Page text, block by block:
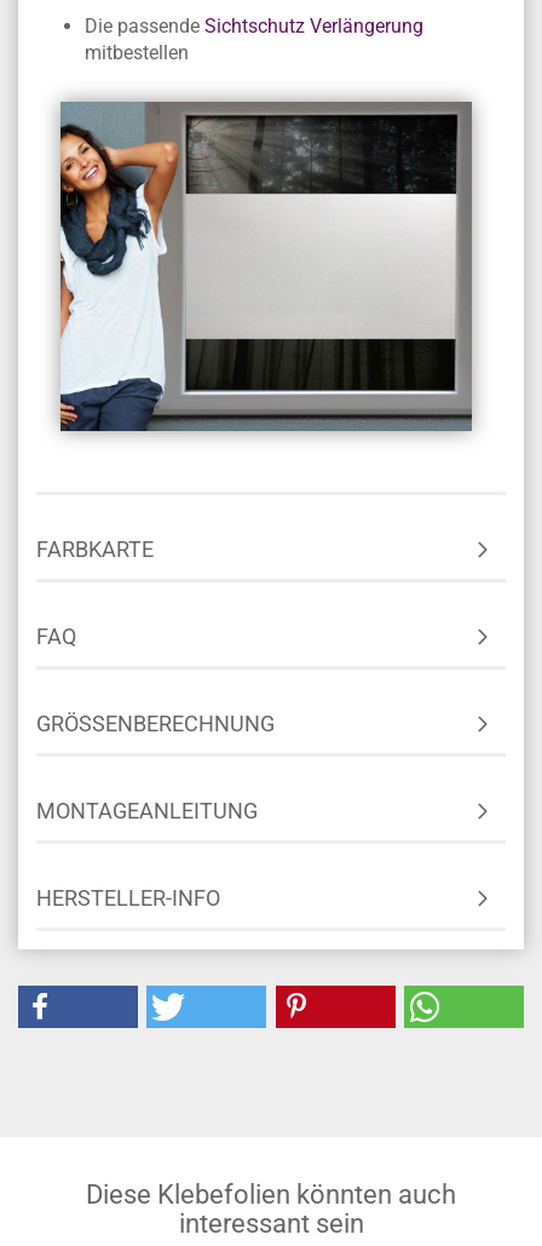
Die passende Sichtschutz Verlängerung
mitbestellen
FARBKARTE
FAQ
GRÖSSENBERECHNUNG
MONTAGEANLEITUNG
HERSTELLER-INFO
Diese Klebefolien könnten auch
interessant sein